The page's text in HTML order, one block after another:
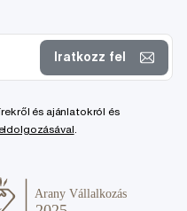
Iratkozz fel
és ajánlatokról és